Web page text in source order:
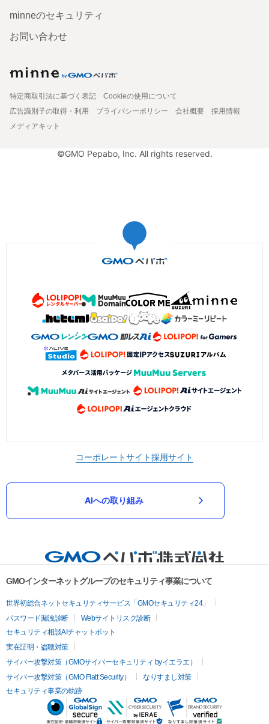
minneのセキュリティ
お問い合わせ
特定商取引法に基づく表記
Cookieの使用について
広告識別子の取得・利用
プライバシーポリシー 会社概要
採用情報
メディアキット
©GMO Pepabo, Inc. All rights reserved.
コーポレートサイト採用サイト
AIへの取り組み
GMOインターネットグループのセキュリティ事業について
世界初総合ネットセキュリティサービス「GMOセキュリティ24」
パスワード漏洩診断
Webサイトリスク診断
セキュリティ相談AIチャットボット
実在証明・盗聴対策
サイバー攻撃対策（GMOサイバーセキュリティ byイエラエ）
サイバー攻撃対策（GMO Flatt Security）
なりすまし対策
セキュリティ事業の軌跡